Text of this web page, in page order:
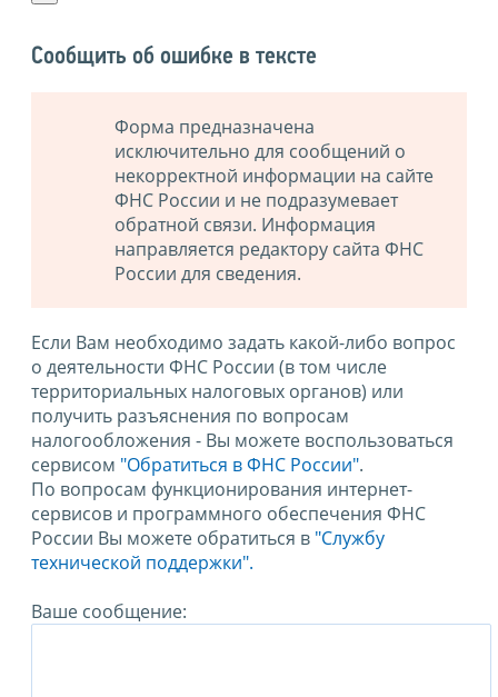
Сообщить об ошибке в тексте
Форма предназначена
исключительно для сообщений о
некорректной информации на сайте
ФНС России и не подразумевает
обратной связи. Информация
направляется редактору сайта ФНС
России для сведения.
Если Вам необходимо задать какой-либо вопрос
о деятельности ФНС России (в том числе
территориальных налоговых органов) или
получить разъяснения по вопросам
налогообложения - Вы можете воспользоваться
сервисом "Обратиться в ФНС России".
По вопросам функционирования интернет-
сервисов и программного обеспечения ФНС
России Вы можете обратиться в "Службу
технической поддержки".
Ваше сообщение: